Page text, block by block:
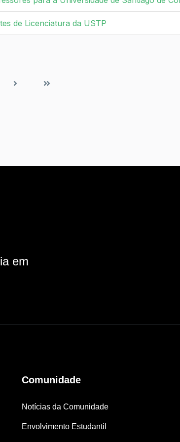
de Licenciatura da USTP
em
Comunidade
Notícias da Comunidade
Envolvimento Estudantil